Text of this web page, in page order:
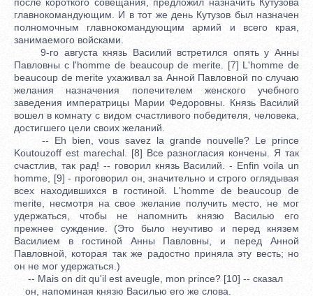
главнокомандующим. И в тот же день Кутузов был назначен
полномочным главнокомандующим армий и всего края,
занимаемого войсками.
9-го августа князь Василий встретился опять у Анны
Павловны с l'homme de beaucoup de merite. [7] L'homme de
beaucoup de merite ухаживал за Анной Павловной по случаю
желания назначения попечителем женского учебного
заведения императрицы Марии Федоровны. Князь Василий
вошел в комнату с видом счастливого победителя, человека,
достигшего цели своих желаний.
-- Eh bien, vous savez la grande nouvelle? Le prince
Koutouzoff est marechal. [8] Все разногласия кончены. Я так
счастлив, так рад! -- говорил князь Василий. - Enfin voila un
homme, [9] - проговорил он, значительно и строго оглядывая
всех находившихся в гостиной. L'homme de beaucoup de
merite, несмотря на свое желание получить место, не мог
удержаться, чтобы не напомнить князю Василью его
прежнее суждение. (Это было неучтиво и перед князем
Василием в гостиной Анны Павловны, и перед Анной
Павловной, которая так же радостно приняла эту весть; но
он не мог удержаться.)
-- Mais on dit qu'il est aveugle, mon prince? [10] -- сказал
он, напоминая князю Василью его же слова.